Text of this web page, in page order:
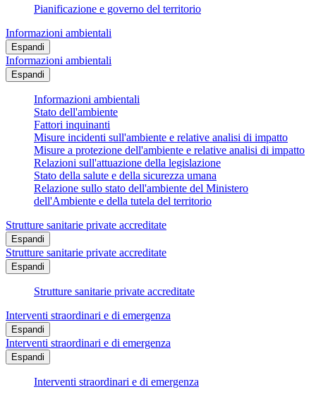
Pianificazione e governo del territorio
Informazioni ambientali
Espandi
Informazioni ambientali
Espandi
Informazioni ambientali
Stato dell'ambiente
Fattori inquinanti
Misure incidenti sull'ambiente e relative analisi di impatto
Misure a protezione dell'ambiente e relative analisi di impatto
Relazioni sull'attuazione della legislazione
Stato della salute e della sicurezza umana
Relazione sullo stato dell'ambiente del Ministero
dell'Ambiente e della tutela del territorio
Strutture sanitarie private accreditate
Espandi
Strutture sanitarie private accreditate
Espandi
Strutture sanitarie private accreditate
Interventi straordinari e di emergenza
Espandi
Interventi straordinari e di emergenza
Espandi
Interventi straordinari e di emergenza